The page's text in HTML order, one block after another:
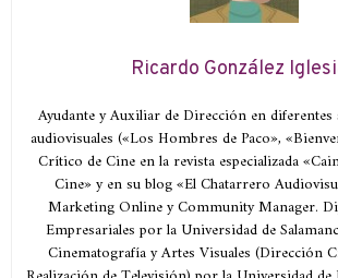
Ricardo González
Ayudante y Auxiliar de Dirección en
audiovisuales («Los Hombres de Paco»,
Crítico de Cine en la revista especializada
Cine» y en su blog «El Chatarrero
Marketing Online y Community Manager.
Empresariales por la Universidad de
Cinematografía y Artes Visuales (Dirección